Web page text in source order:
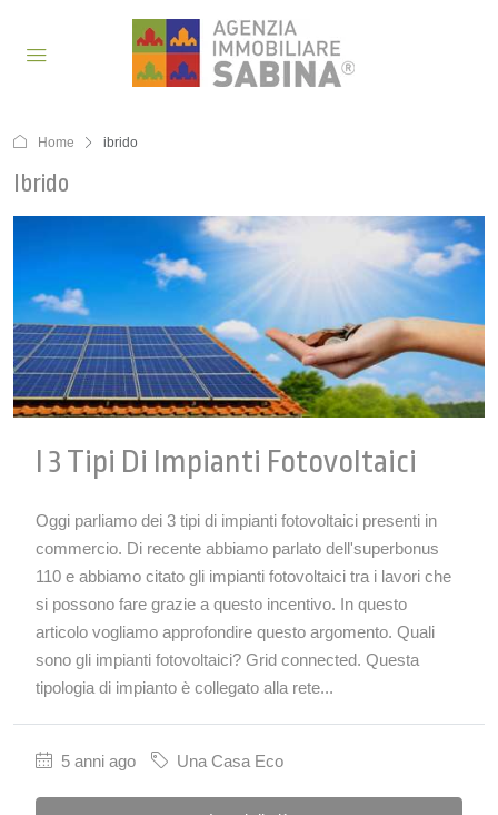
Home ibrido
Ibrido
I 3 Tipi Di Impianti Fotovoltaici
Oggi parliamo dei 3 tipi di impianti fotovoltaici presenti in
commercio. Di recente abbiamo parlato dell'superbonus
110 e abbiamo citato gli impianti fotovoltaici tra i lavori che
si possono fare grazie a questo incentivo. In questo
articolo vogliamo approfondire questo argomento. Quali
sono gli impianti fotovoltaici? Grid connected. Questa
tipologia di impianto è collegato alla rete...
5 anni ago Una Casa Eco